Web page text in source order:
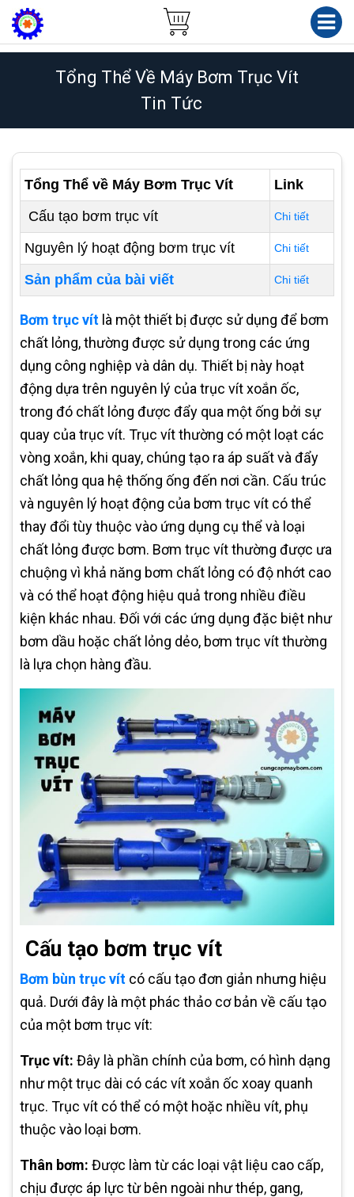
Tổng Thể Về Máy Bơm Trục Vít
Tin Tức
Tổng Thể về Máy Bơm Trục Vít
Link
Cấu tạo bơm trục vít
Chi tiết
Nguyên lý hoạt động bơm trục vít Chi tiết
Sản phẩm của bài viết Chi tiết
Bơm trục vít là một thiết bị được sử dụng để bơm
chất lỏng, thường được sử dụng trong các ứng
dụng công nghiệp và dân dụ. Thiết bị này hoạt
động dựa trên nguyên lý của trục vít xoắn ốc,
trong đó chất lỏng được đẩy qua một ống bởi sự
quay của trục vít. Trục vít thường có một loạt các
vòng xoắn, khi quay, chúng tạo ra áp suất và đẩy
chất lỏng qua hệ thống ống đến nơi cần. Cấu trúc
và nguyên lý hoạt động của bơm trục vít có thể
thay đổi tùy thuộc vào ứng dụng cụ thể và loại
chất lỏng được bơm. Bơm trục vít thường được ưa
chuộng vì khả năng bơm chất lỏng có độ nhớt cao
và có thể hoạt động hiệu quả trong nhiều điều
kiện khác nhau. Đối với các ứng dụng đặc biệt như
bơm dầu hoặc chất lỏng dẻo, bơm trục vít thường
là lựa chọn hàng đầu.
Cấu tạo bơm trục vít
Bơm bùn trục vít có cấu tạo đơn giản nhưng hiệu
quả. Dưới đây là một phác thảo cơ bản về cấu tạo
của một bơm trục vít:
Trục vít: Đây là phần chính của bơm, có hình dạng
như một trục dài có các vít xoắn ốc xoay quanh
trục. Trục vít có thể có một hoặc nhiều vít, phụ
thuộc vào loại bơm.
Thân bơm: Được làm từ các loại vật liệu cao cấp,
chịu được áp lực từ bên ngoài như thép, gang,